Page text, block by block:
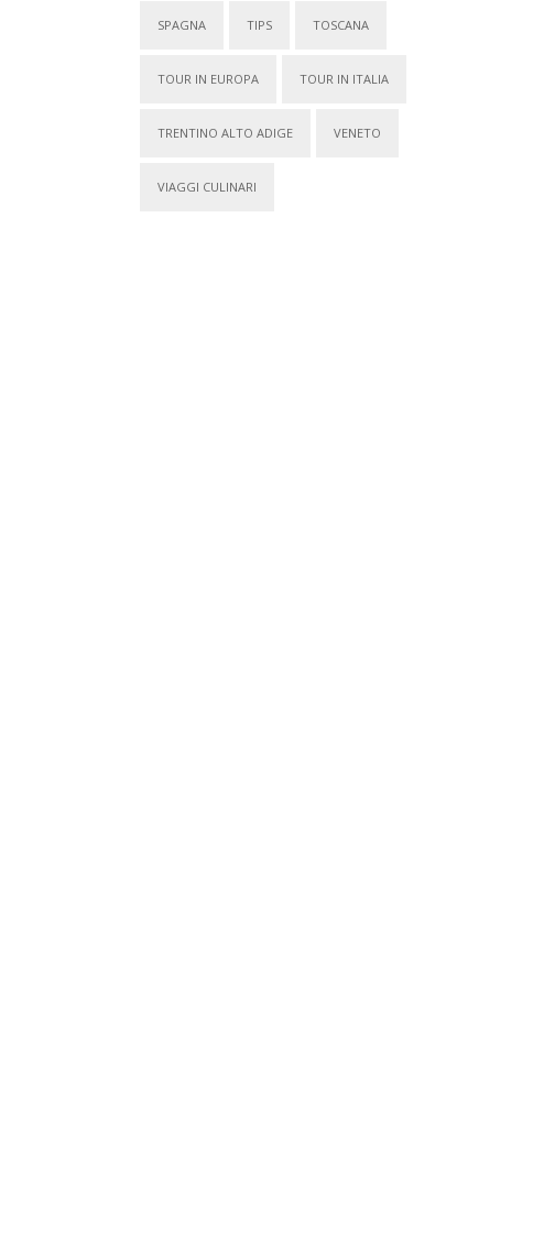
SPAGNA TIPS TOSCANA
TOUR IN EUROPA TOUR IN ITALIA
TRENTINO ALTO ADIGE VENETO
VIAGGI CULINARI